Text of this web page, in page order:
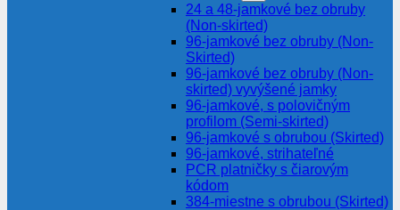
24 a 48-jamkové bez obruby
(Non-skirted)
96-jamkové bez obruby (Non-
Skirted)
96-jamkové bez obruby (Non-
skirted) vyvýšené jamky
96-jamkové, s polovičným
profilom (Semi-skirted)
96-jamkové s obrubou (Skirted)
96-jamkové, strihateľné
PCR platničky s čiarovým
kódom
384-miestne s obrubou (Skirted)